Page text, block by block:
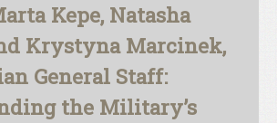
Kepe, Natasha
Krystyna Marcinek,
General Staff:
the Military’s